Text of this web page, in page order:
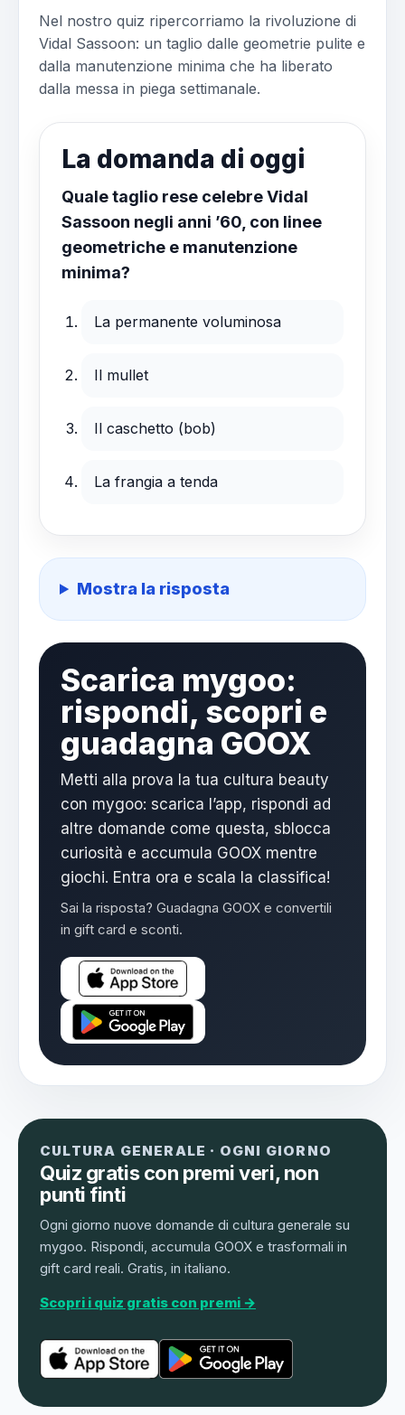
Nel nostro quiz ripercorriamo la rivoluzione di
Vidal Sassoon: un taglio dalle geometrie pulite e
dalla manutenzione minima che ha liberato
dalla messa in piega settimanale.
La domanda di oggi
Quale taglio rese celebre Vidal
Sassoon negli anni ’60, con linee
geometriche e manutenzione
minima?
La permanente voluminosa
Il mullet
Il caschetto (bob)
La frangia a tenda
Mostra la risposta
Scarica mygoo:
rispondi, scopri e
guadagna GOOX
Metti alla prova la tua cultura beauty
con mygoo: scarica l’app, rispondi ad
altre domande come questa, sblocca
curiosità e accumula GOOX mentre
giochi. Entra ora e scala la classifica!
Sai la risposta? Guadagna GOOX e convertili
in gift card e sconti.
CULTURA GENERALE · OGNI GIORNO
Quiz gratis con premi veri, non
punti finti
Ogni giorno nuove domande di cultura generale su
mygoo. Rispondi, accumula GOOX e trasformali in
gift card reali. Gratis, in italiano.
Scopri i quiz gratis con premi →